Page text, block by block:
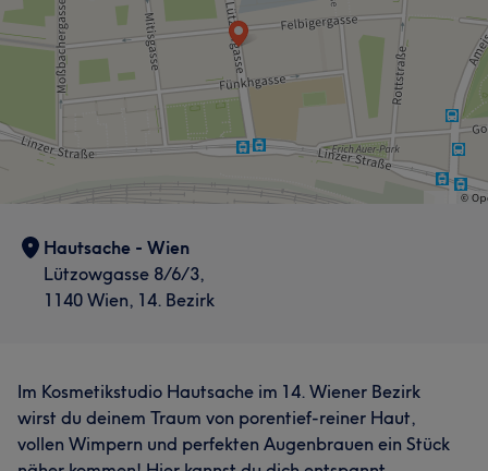
Hautsache - Wien
Lützowgasse 8/6/3,
1140 Wien, 14. Bezirk
Im Kosmetikstudio Hautsache im 14. Wiener Bezirk
wirst du deinem Traum von porentief-reiner Haut,
vollen Wimpern und perfekten Augenbrauen ein Stück